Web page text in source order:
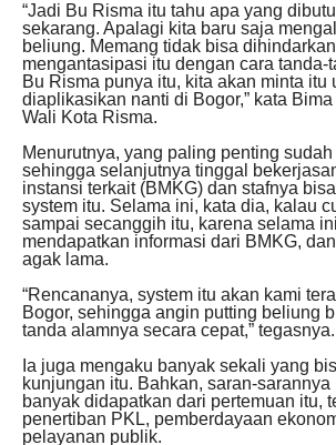
“Jadi Bu Risma itu tahu apa yang
sekarang. Apalagi kita baru saja
beliung. Memang tidak bisa
mengantasipasi itu dengan cara tanda-
Bu Risma punya itu, kita akan minta itu
diaplikasikan nanti di Bogor,” kata
Wali Kota Risma.
Menurutnya, yang paling penting
sehingga selanjutnya tinggal
instansi terkait (BMKG) dan stafnya
system itu. Selama ini, kata dia, kalau
sampai secanggih itu, karena selama
mendapatkan informasi dari BMKG,
agak lama.
“Rencananya, system itu akan kami
Bogor, sehingga angin putting beliung
tanda alamnya secara cepat,” tegasnya.
Ia juga mengaku banyak sekali yang
kunjungan itu. Bahkan, saran-
banyak didapatkan dari pertemuan itu,
penertiban PKL, pemberdayaan
pelayanan publik.